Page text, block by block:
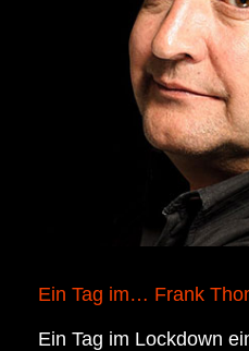
Ein Tag im… Frank
Ein Tag im Lockdown